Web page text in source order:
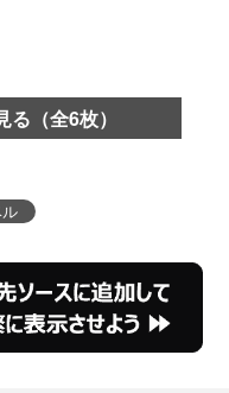
（全6枚）